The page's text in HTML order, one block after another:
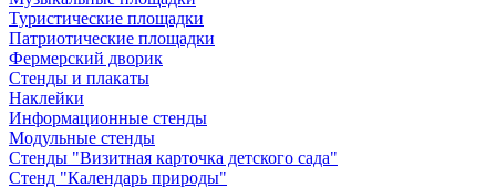
Туристические площадки
Патриотические площадки
Фермерский дворик
Стенды и плакаты
Наклейки
Информационные стенды
Модульные стенды
Стенды "Визитная карточка детского сада"
Стенд "Календарь природы"